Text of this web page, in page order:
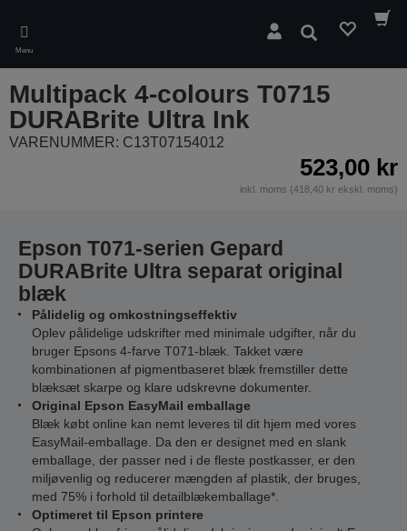
main
content
Menu
Søg
Multipack 4-colours T0715
DURABrite Ultra Ink
VARENUMMER: C13T07154012
523,00 kr
inkl. moms (418,40 kr ekskl. moms)
Epson T071-serien Gepard
DURABrite Ultra separat original
blæk
Pålidelig og omkostningseffektiv
Oplev pålidelige udskrifter med minimale udgifter, når du
bruger Epsons 4-farve T071-blæk. Takket være
kombinationen af pigmentbaseret blæk fremstiller dette
blæksæt skarpe og klare udskrevne dokumenter.
Original Epson EasyMail emballage
Blæk købt online kan nemt leveres til dit hjem med vores
EasyMail-emballage. Da den er designet med en slank
emballage, der passer ned i de fleste postkasser, er den
miljøvenlig og reducerer mængden af plastik, der bruges,
med 75% i forhold til detailblækemballage*.
Optimeret til Epson printere